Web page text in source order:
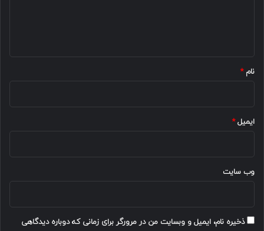
نام*
ایمیل*
وب‌ سایت
ذخیره نام، ایمیل و وبسایت من در مرورگر برای زمانی که دوباره دیدگاهی